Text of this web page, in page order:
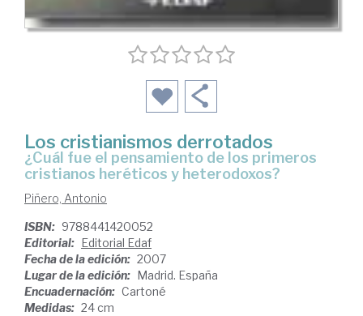
Los cristianismos derrotados
¿cuál fue el pensamiento de los primeros
cristianos heréticos y heterodoxos?
Piñero, Antonio
ISBN: 9788441420052
Editorial: Editorial Edaf
Fecha de la edición: 2007
Lugar de la edición: Madrid. España
Encuadernación: Cartoné
Medidas: 24 cm